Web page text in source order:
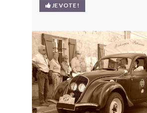
LE BLOG
BONJOURLAVIEILLE ?
MODÈLES ET
COMMENT
JE VOTE !